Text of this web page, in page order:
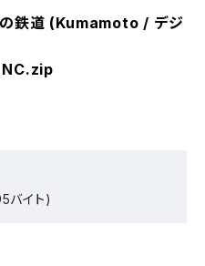
鉄道 (Kumamoto / デジ
バイト)